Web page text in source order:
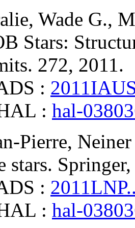
, Wade G.,
Stars:
. 272, 2011.
:
: hal-
Pierre, Neiner
stars.
:
: hal-